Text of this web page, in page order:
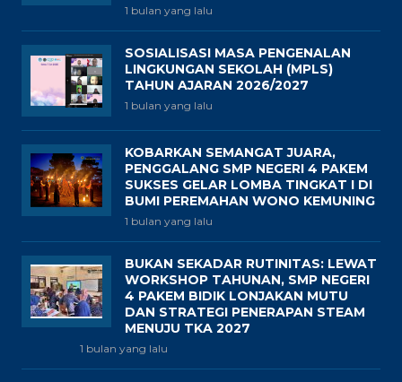
1 bulan yang lalu
SOSIALISASI MASA PENGENALAN
LINGKUNGAN SEKOLAH (MPLS)
TAHUN AJARAN 2026/2027
1 bulan yang lalu
KOBARKAN SEMANGAT JUARA,
PENGGALANG SMP NEGERI 4 PAKEM
SUKSES GELAR LOMBA TINGKAT I DI
BUMI PEREMAHAN WONO KEMUNING
1 bulan yang lalu
BUKAN SEKADAR RUTINITAS: LEWAT
WORKSHOP TAHUNAN, SMP NEGERI
4 PAKEM BIDIK LONJAKAN MUTU
DAN STRATEGI PENERAPAN STEAM
MENUJU TKA 2027
1 bulan yang lalu